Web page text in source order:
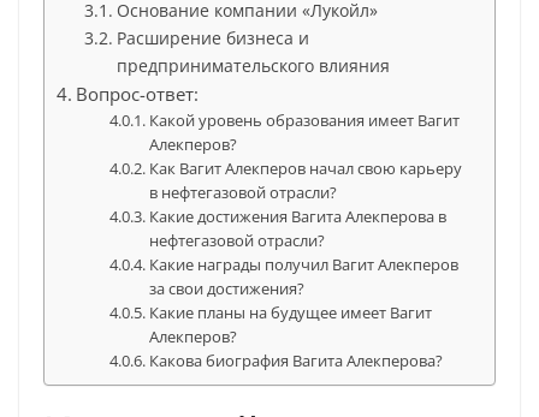
Основание компании «Лукойл»
Расширение бизнеса и
предпринимательского влияния
Вопрос-ответ:
Какой уровень образования имеет Вагит
Алекперов?
Как Вагит Алекперов начал свою карьеру
в нефтегазовой отрасли?
Какие достижения Вагита Алекперова в
нефтегазовой отрасли?
Какие награды получил Вагит Алекперов
за свои достижения?
Какие планы на будущее имеет Вагит
Алекперов?
Какова биография Вагита Алекперова?